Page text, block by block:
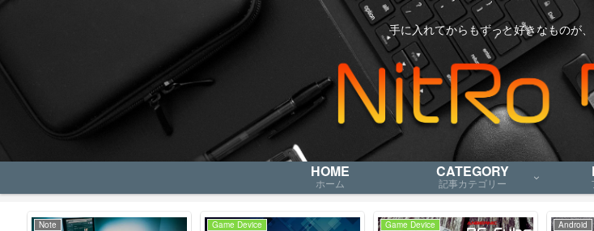
手に入れてからもずっと好きなものが
HOME
ホーム
CATEGORY
記事カテゴリー
Note Game Device Game Device Android